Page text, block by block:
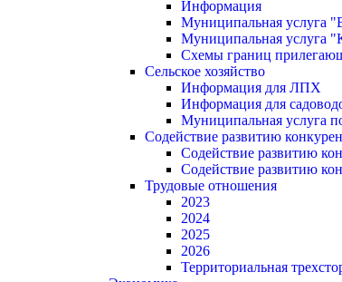
Информация
Муниципальная услуга
Муниципальная услуга
Схемы границ
Сельское хозяйство
Информация для ЛПХ
Информация для
Муниципальная услуга
Содействие развитию
Содействие развитию
Содействие развитию
Трудовые отношения
2023
2024
2025
2026
Территориальная